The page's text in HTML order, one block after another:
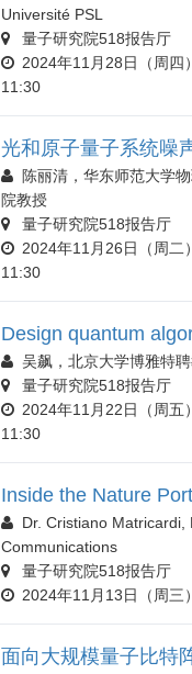
Université PSL
量子研究院518报告厅
2024年11月28日（周四
11:30
陈丽清，华东师范大学
院教授
量子研究院518报告厅
2024年11月26日（周二
11:30
吴飙，北京大学博雅特
量子研究院518报告厅
2024年11月22日（周五
11:30
Inside the Nature
Dr. Cristiano Matricardi,
Communications
量子研究院518报告厅
2024年11月13日（周三